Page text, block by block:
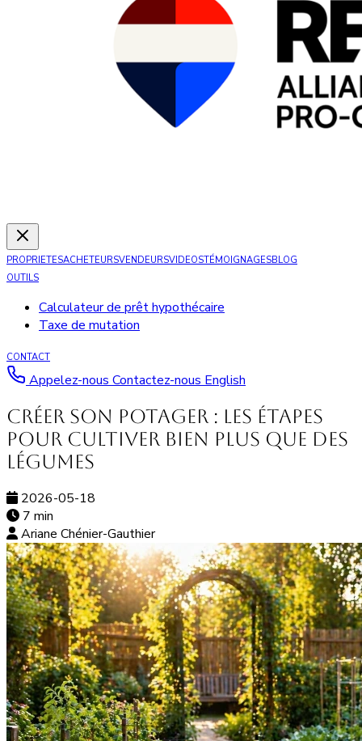
PROPRIETESACHETEURSVENDEURSVIDEOSTÉMOIGNAGESBLOG
OUTILS
Calculateur de prêt hypothécaire
Taxe de mutation
CONTACT
Appelez-nous Contactez-nous English
Créer son potager : les étapes
pour cultiver bien plus que des
légumes
2026-05-18
7 min
Ariane Chénier-Gauthier